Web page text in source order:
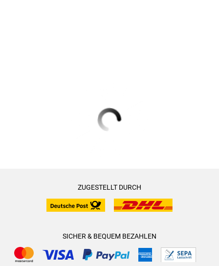
ZUGESTELLT DURCH
SICHER & BEQUEM BEZAHLEN